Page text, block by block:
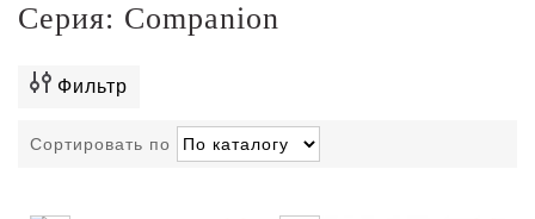
Серия: Companion
Фильтр
Сортировать по